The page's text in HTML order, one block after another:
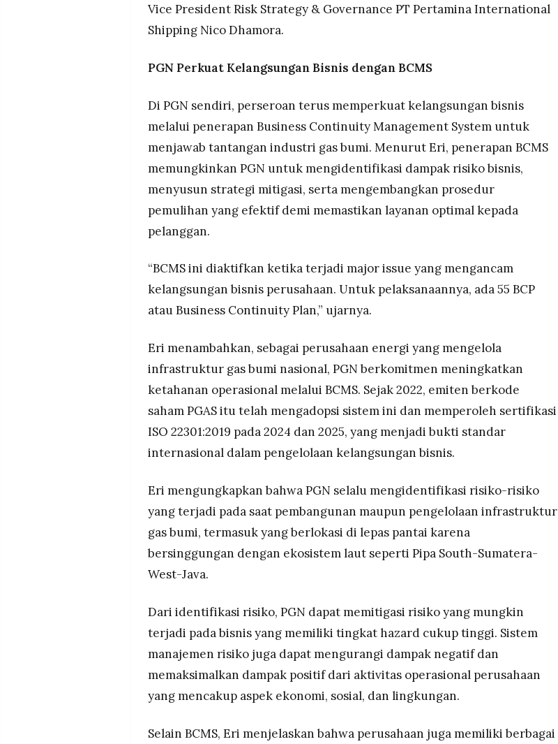
Vice President Risk Strategy & Governance PT Pertamina International
Shipping Nico Dhamora.
PGN Perkuat Kelangsungan Bisnis dengan BCMS
Di PGN sendiri, perseroan terus memperkuat kelangsungan bisnis
melalui penerapan Business Continuity Management System untuk
menjawab tantangan industri gas bumi. Menurut Eri, penerapan BCMS
memungkinkan PGN untuk mengidentifikasi dampak risiko bisnis,
menyusun strategi mitigasi, serta mengembangkan prosedur
pemulihan yang efektif demi memastikan layanan optimal kepada
pelanggan.
“BCMS ini diaktifkan ketika terjadi major issue yang mengancam
kelangsungan bisnis perusahaan. Untuk pelaksanaannya, ada 55 BCP
atau Business Continuity Plan,” ujarnya.
Eri menambahkan, sebagai perusahaan energi yang mengelola
infrastruktur gas bumi nasional, PGN berkomitmen meningkatkan
ketahanan operasional melalui BCMS. Sejak 2022, emiten berkode
saham PGAS itu telah mengadopsi sistem ini dan memperoleh sertifikasi
ISO 22301:2019 pada 2024 dan 2025, yang menjadi bukti standar
internasional dalam pengelolaan kelangsungan bisnis.
Eri mengungkapkan bahwa PGN selalu mengidentifikasi risiko-risiko
yang terjadi pada saat pembangunan maupun pengelolaan infrastruktur
gas bumi, termasuk yang berlokasi di lepas pantai karena
bersinggungan dengan ekosistem laut seperti Pipa South-Sumatera-
West-Java.
Dari identifikasi risiko, PGN dapat memitigasi risiko yang mungkin
terjadi pada bisnis yang memiliki tingkat hazard cukup tinggi. Sistem
manajemen risiko juga dapat mengurangi dampak negatif dan
memaksimalkan dampak positif dari aktivitas operasional perusahaan
yang mencakup aspek ekonomi, sosial, dan lingkungan.
Selain BCMS, Eri menjelaskan bahwa perusahaan juga memiliki berbagai